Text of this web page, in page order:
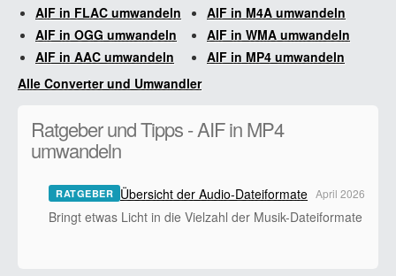
AIF in FLAC umwandeln
AIF in M4A umwandeln
AIF in OGG umwandeln
AIF in WMA umwandeln
AIF in AAC umwandeln
AIF in MP4 umwandeln
Alle Converter und Umwandler
Ratgeber und Tipps - AIF in MP4
umwandeln
RATGEBER Übersicht der Audio-Dateiformate April 2026
Bringt etwas Licht in die Vielzahl der Musik-Dateiformate